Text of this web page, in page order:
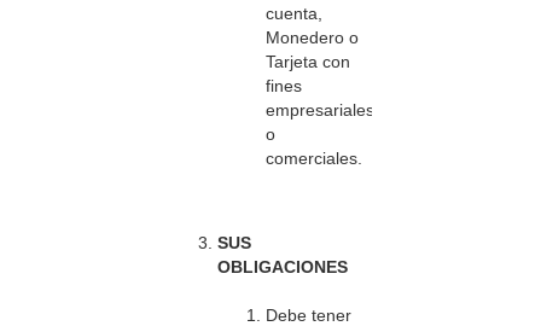
cuenta,
Monedero o
Tarjeta con
fines
empresariales
o
comerciales.
SUS
OBLIGACIONES
Debe tener